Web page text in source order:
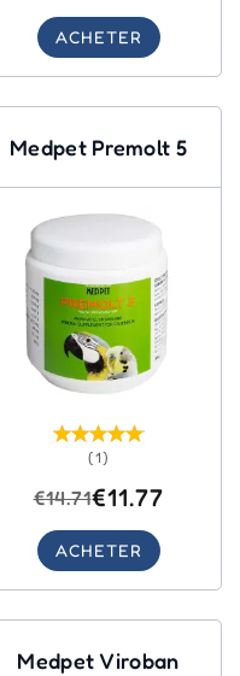
ACHETER
Medpet Premolt 5
(1)
€14.71€11.77
ACHETER
Medpet Viroban